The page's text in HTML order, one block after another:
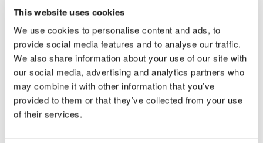
This website uses cookies
We use cookies to personalise content and ads, to
provide social media features and to analyse our traffic.
We also share information about your use of our site with
our social media, advertising and analytics partners who
may combine it with other information that you’ve
provided to them or that they’ve collected from your use
of their services.
Pieter Mol
Países Bajos, Francia y región del Mediterráneo
Acerca de Pieter
Pieter da soporte a instaladores y productores den los
Países Bajos y en el extranjero para elegir las mejores